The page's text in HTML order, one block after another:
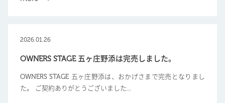
2026.01.26
OWNERS STAGE 五ヶ庄野添は完売しました。
OWNERS STAGE 五ヶ庄野添は、おかげさまで完売となりまし
た。 ご契約ありがとうございました...